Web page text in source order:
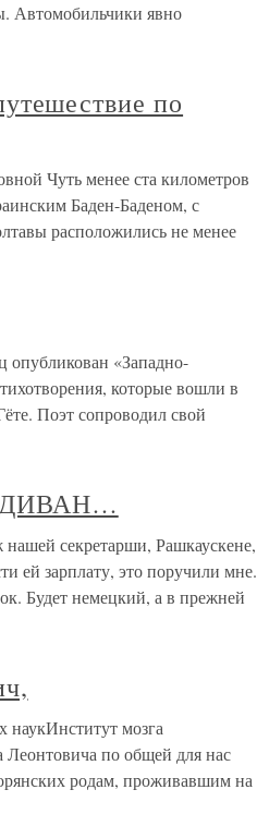
Автомобильчики явно
по
Чуть менее ста километров
Баден-Баденом, с
расположились не менее
опубликован «Западно-
которые вошли в
Поэт сопроводил свой
секретарши, Рашкаускене,
ей зарплату, это поручили мне.
Будет немецкий, а в прежней
мозга
по общей для нас
родам, проживавшим на